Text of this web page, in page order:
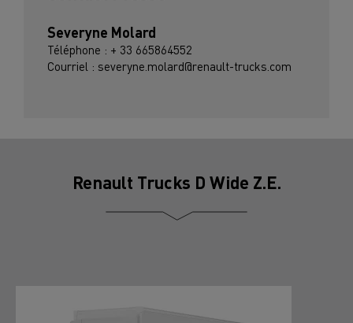
Severyne Molard
Téléphone : + 33 665864552
Courriel : severyne.molard@renault-trucks.com
Renault Trucks D Wide Z.E.